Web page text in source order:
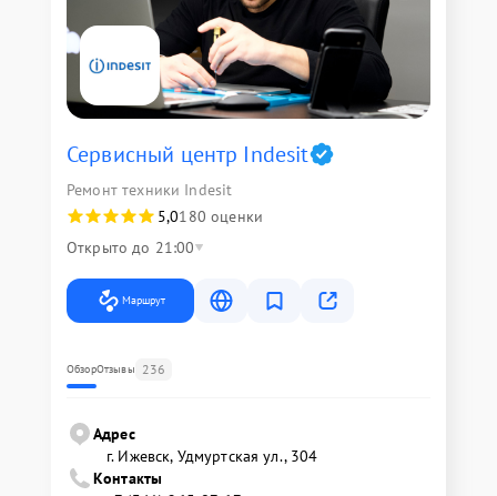
Сервисный центр Indesit
Ремонт техники Indesit
5,0180 оценки
Открыто до 21:00
Маршрут
ОбзорОтзывы 236
Адрес
г. Ижевск, Удмуртская ул., 304
Контакты